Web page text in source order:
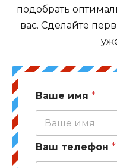
подобрать
вас. Сделайте
Ваше имя *
Ваш телефон *